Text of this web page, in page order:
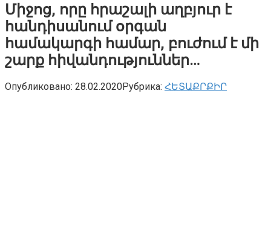
Միջոց, որը հրաշալի աղբյուր է
հանդիսանում օրգան
համակարգի համար, բուժում է մի
շարք հիվանդություններ…
Опубликовано: 28.02.2020Рубрика: ՀԵՏԱՔՐՔԻՐ